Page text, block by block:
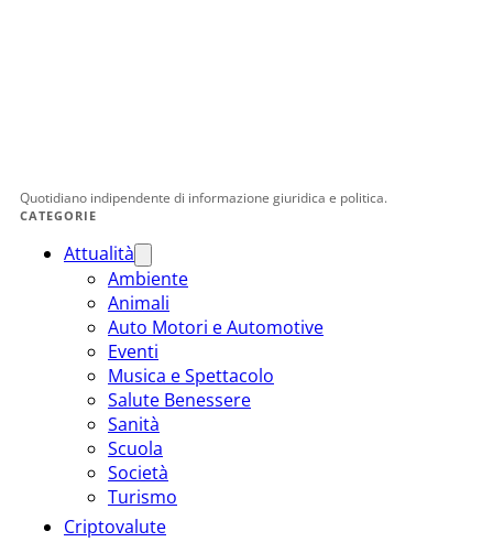
Quotidiano indipendente di informazione giuridica e politica.
CATEGORIE
Attualità
Ambiente
Animali
Auto Motori e Automotive
Eventi
Musica e Spettacolo
Salute Benessere
Sanità
Scuola
Società
Turismo
Criptovalute